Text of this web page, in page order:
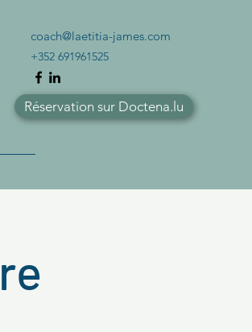
coach@laetitia-james.com
+352 691961525
Réservation sur Doctena.lu